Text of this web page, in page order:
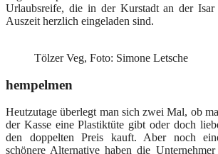
Urlaubsreife, die in der Kurstadt an der Isar
Auszeit herzlich eingeladen sind.
Tölzer Veg, Foto: Simone Letsche
hempelmen
Heutzutage überlegt man sich zwei Mal, ob
der Kasse eine Plastiktüte gibt oder doch
den doppelten Preis kauft. Aber noch
schönere Alternative haben die